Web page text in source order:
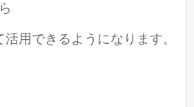
用できるようになります。